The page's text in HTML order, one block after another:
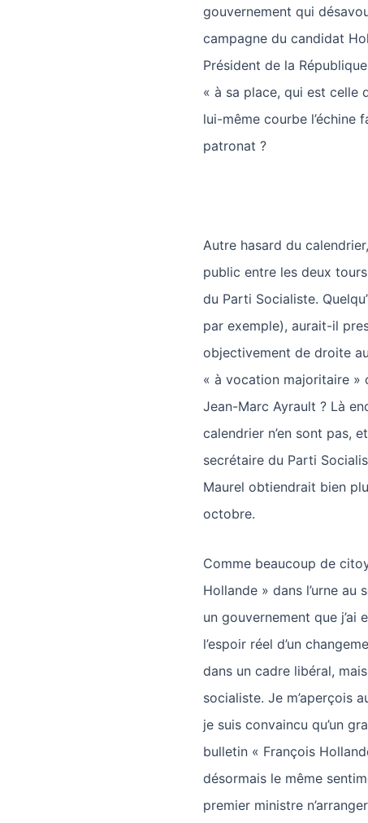
gouvernement qui
campagne du candidat
Président de la
« à sa place, qui est celle
lui-même courbe l’échine
patronat ?
Autre hasard du
public entre les deux
du Parti Socialiste.
par exemple), aurait-il
objectivement de droite
« à vocation majoritaire »
Jean-Marc Ayrault ? Là
calendrier n’en sont pas,
secrétaire du Parti
Maurel obtiendrait bien
octobre.
Comme beaucoup de
Hollande » dans l’urne
un gouvernement que j’ai
l’espoir réel d’un
dans un cadre libéral,
socialiste. Je m’aperçois
je suis convaincu qu’un
bulletin « François
désormais le même
premier ministre